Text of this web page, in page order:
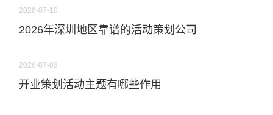
2026-07-10
2026年深圳地区靠谱的活动策划公司
2026-07-03
开业策划活动主题有哪些作用